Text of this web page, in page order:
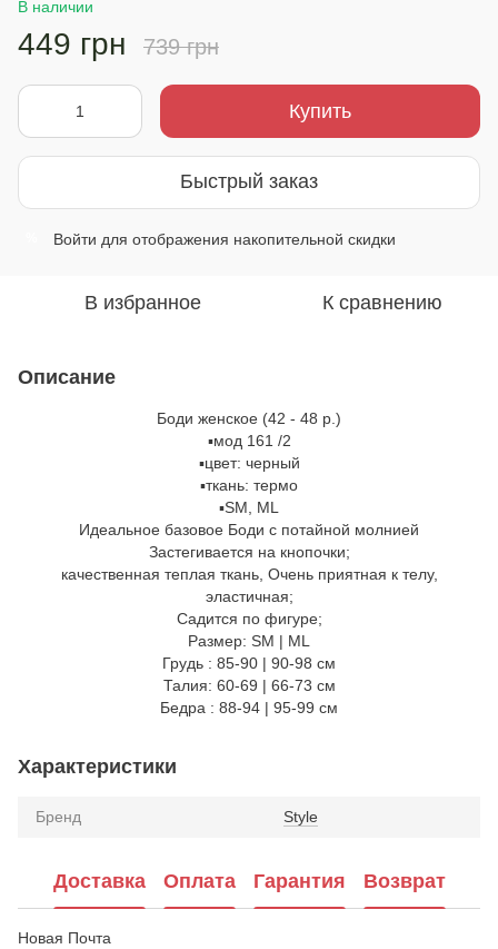
В наличии
449 грн 739 грн
Купить
Быстрый заказ
Войти для отображения накопительной скидки
В избранное К сравнению
Описание
Боди женское (42 - 48 р.)
▪️мод 161 /2
▪️цвет: черный
▪️ткань: термо
▪️SM, ML
Идеальное базовое Боди с потайной молнией
Застегивается на кнопочки;
качественная теплая ткань, Очень приятная к телу,
эластичная;
Садится по фигуре;
Размер: SM | ML
Грудь : 85-90 | 90-98 см
Талия: 60-69 | 66-73 см
Бедра : 88-94 | 95-99 см
Характеристики
Бренд Style
Доставка Оплата Гарантия Возврат
Новая Почта